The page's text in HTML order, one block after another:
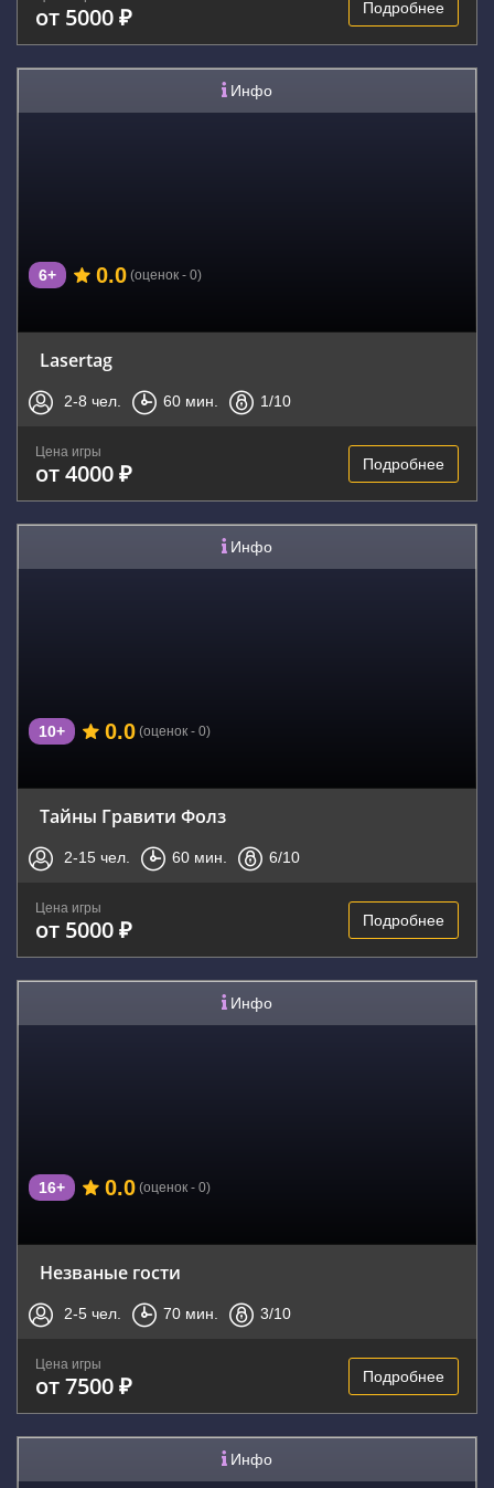
от 5000 ₽ Подробнее
Инфо
6+ 0.0 (оценок - 0)
Lasertag
2-8 чел. 60 мин. 1/10
Цена игры
от 4000 ₽ Подробнее
Инфо
10+ 0.0 (оценок - 0)
Тайны Гравити Фолз
2-15 чел. 60 мин. 6/10
Цена игры
от 5000 ₽ Подробнее
Инфо
16+ 0.0 (оценок - 0)
Незваные гости
2-5 чел. 70 мин. 3/10
Цена игры
от 7500 ₽ Подробнее
Инфо